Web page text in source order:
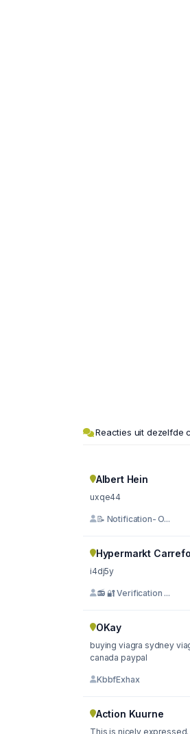
Reacties uit dezelfde
Albert Hein
uxqe44
📝 Notification- O...
Hypermarkt
i4dj5y
📻 🔐 Verification ...
OKay
buying viagra sydney viagra 300mg
canada paypal
KbbfExhax
Action Kuurne
This is nicely